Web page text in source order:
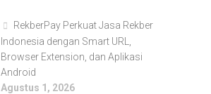
RekberPay Perkuat Jasa Rekber
Indonesia dengan Smart URL,
Browser Extension, dan Aplikasi
Android
Agustus 1, 2026